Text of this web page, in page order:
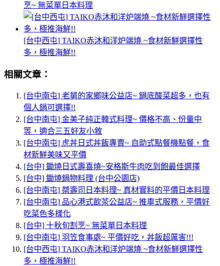
烹~ 無菜單日本料理
[台中西屯] TAIKO赤沐和洋炉端燒 ~食材新鮮選擇性
多，極推海鮮!!
相關文章：
[台中南屯] 老舅的家鄉味公益店~ 鍋底酸菜超多，也有
個人鍋可選擇!!
[台中南屯] 金美子純正韓式料理~ 價格不高、份量中
等，適合三五好友小敘
[台中南屯] 虎丼日式丼飯專賣~ 自助式點餐機點餐，食
材新鮮美味又平價
[台中] 鋤燒日式壽喜燒~安格斯牛肉吃到飽最佳選擇
[台中] 鋤燒鍋物料理 (台中公園店)
[台中南屯] 桀壽司日本料理~ 真材實料的平價日本料理
[台中南屯] 品心港式飲茶公益店~ 推車式服務，平價好
吃菜色多樣化
[台中] 十秋旬割烹~ 無菜單日本料理
[台中南屯] 羽笠食事處~ 平價好吃，丼飯超厲害!!!
[台中西屯] TAIKO赤沐和洋炉端燒 ~食材新鮮選擇性
多，極推海鮮!!